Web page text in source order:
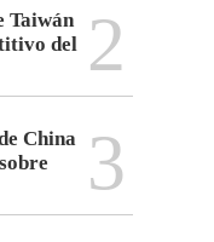
Taiwán
del 2
China
3